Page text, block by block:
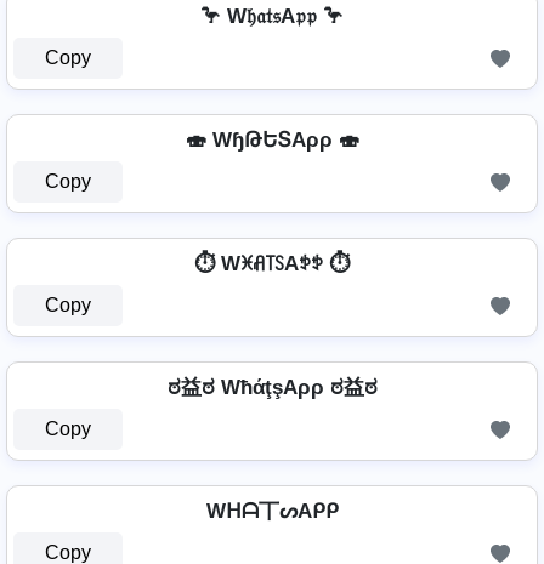
🦩 W𝔥𝔞𝔱𝔰A𝔭𝔭 🦩
Copy
🍣 WɧԹԵՏAρρ 🍣
Copy
⏱️ Wꁝꋬ꓄ꇙAꉣꉣ ⏱️
Copy
ಠ益ಠ WħάţşAρρ ಠ益ಠ
Copy
Wᕼᗩ丅ᔕAᑭᑭ
Copy